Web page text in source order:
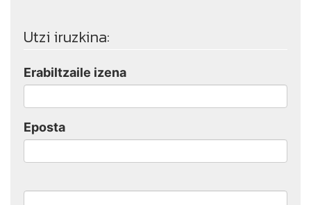
Utzi iruzkina:
Erabiltzaile izena
Eposta